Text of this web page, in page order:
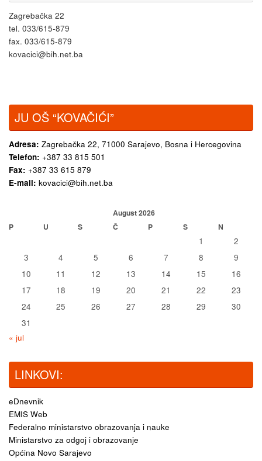
Zagrebačka 22
tel. 033/615-879
fax. 033/615-879
kovacici@bih.net.ba
JU OŠ “KOVAČIĆI”
Adresa: Zagrebačka 22, 71000 Sarajevo, Bosna i Hercegovina
Telefon: +387 33 815 501
Fax: +387 33 615 879
E-mail: kovacici@bih.net.ba
August 2026
P
U S Č P S N
1
2
3
4 5 6 7 8
9
10
11 12 13 14 15
16
17
18 19 20 21 22
23
24
25 26 27 28 29
30
31
« jul
LINKOVI:
eDnevnik
EMIS Web
Federalno ministarstvo obrazovanja i nauke
Ministarstvo za odgoj i obrazovanje
Općina Novo Sarajevo